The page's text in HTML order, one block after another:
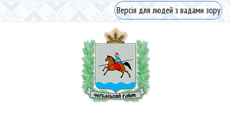
Версія для людей з вадами зору